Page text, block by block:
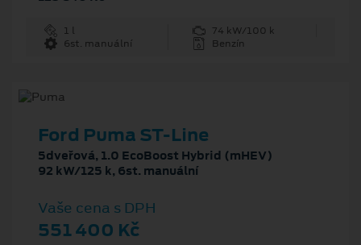
1 l
74 kW/100 k
6st. manuální
Benzín
Ford Puma ST-Line
5dveřová, 1.0 EcoBoost Hybrid (mHEV)
92 kW/125 k, 6st. manuální
Vaše cena s DPH
551 400 Kč